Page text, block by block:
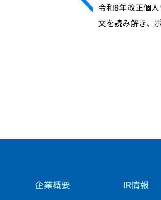
令和8年改正個
文を読み解き、
企業概要 IR情報